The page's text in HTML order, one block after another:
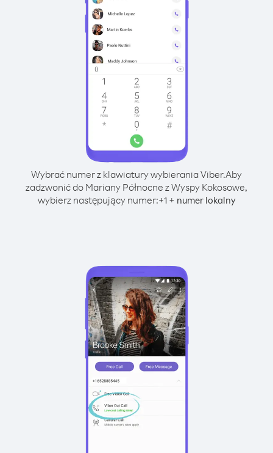
Wybrać numer z klawiatury wybierania Viber.Aby
zadzwonić do Mariany Północne z Wyspy Kokosowe,
wybierz następujący numer:+1+ numer lokalny